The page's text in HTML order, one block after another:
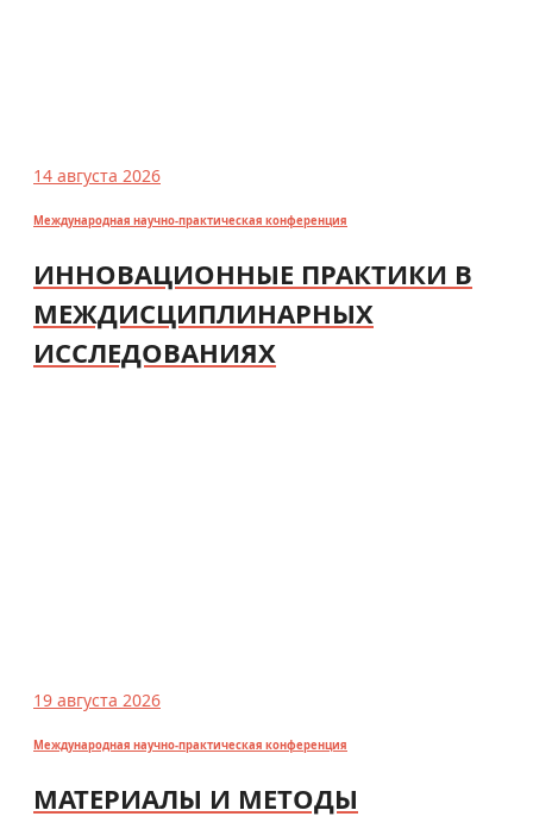
14 августа 2026
Международная научно-практическая конференция
ИННОВАЦИОННЫЕ ПРАКТИКИ В
МЕЖДИСЦИПЛИНАРНЫХ
ИССЛЕДОВАНИЯХ
19 августа 2026
Международная научно-практическая конференция
МАТЕРИАЛЫ И МЕТОДЫ